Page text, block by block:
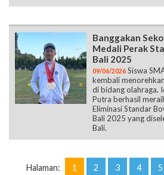
Banggakan
Medali Perak
Bali 2025
09/06/2026 Siswa
kembali
di bidang olahraga.
Putra berhasil
Eliminasi Standar
Bali 2025 yang
Bali.
Halaman: 1 2 3 4 5